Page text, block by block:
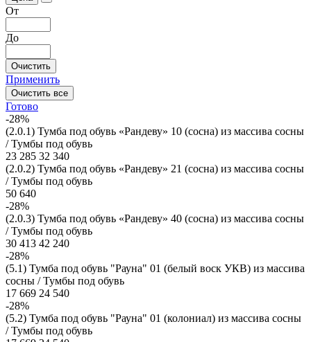
От
До
Очистить
Применить
Очистить все
Готово
-28%
(2.0.1) Тумба под обувь «Рандеву» 10 (сосна) из массива сосны
/ Тумбы под обувь
23 285 32 340
(2.0.2) Тумба под обувь «Рандеву» 21 (сосна) из массива сосны
/ Тумбы под обувь
50 640
-28%
(2.0.3) Тумба под обувь «Рандеву» 40 (сосна) из массива сосны
/ Тумбы под обувь
30 413 42 240
-28%
(5.1) Тумба под обувь "Рауна" 01 (белый воск УКВ) из массива
сосны / Тумбы под обувь
17 669 24 540
-28%
(5.2) Тумба под обувь "Рауна" 01 (колониал) из массива сосны
/ Тумбы под обувь